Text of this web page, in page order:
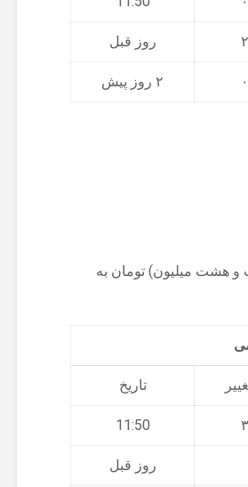
روز قبل
۲ روز پیش
با کاهش ۳.۷ درصدی، از ۲۸,۰۰۰,۰۰۰ (بیست و هشت میلیون) تومان به
تاریخ
11:50
روز قبل